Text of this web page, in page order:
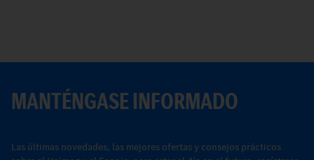
MANTÉNGASE INFORMADO
Las últimas novedades, las mejores ofertas y consejos prácticos